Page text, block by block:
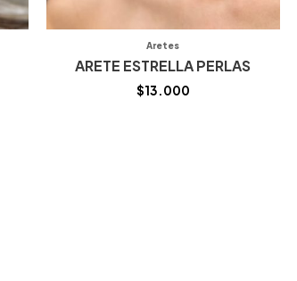
Aretes
ARETE ESTRELLA PERLAS
$13.000